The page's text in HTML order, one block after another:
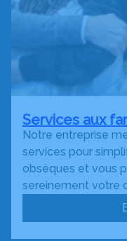
Services aux
Notre entreprise
services pour
obsèques et vous
sereinement votre